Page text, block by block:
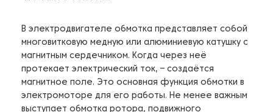
В электродвигателе обмотка представляет собой
многовитковую медную или алюминиевую катушку с
магнитным сердечником. Когда через неё
протекает электрический ток, – создаётся
магнитное поле. Это основная функция обмотки в
электромоторе для его работы. Не менее важным
выступает обмотка ротора, подвижного